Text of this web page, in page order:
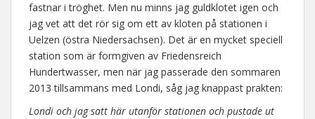
fastnar i tröghet. Men nu minns jag guldklotet igen och
jag vet att det rör sig om ett av kloten på stationen i
Uelzen (östra Niedersachsen). Det är en mycket speciell
station som är formgiven av Friedensreich
Hundertwasser, men när jag passerade den sommaren
2013 tillsammans med Londi, såg jag knappast prakten:
Londi och jag satt här utanför stationen och pustade ut